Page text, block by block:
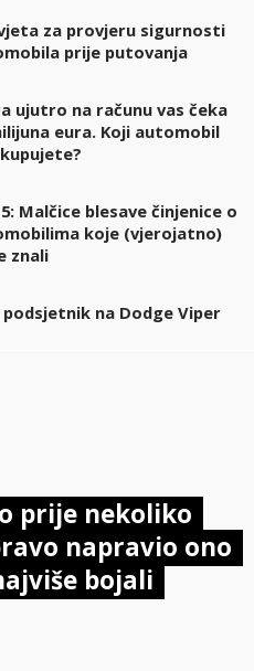
za provjeru sigurnosti
prije putovanja
ujutro na računu vas čeka
eura. Koji automobil
Malčice blesave činjenice o
koje (vjerojatno)
znali
podsjetnik na Dodge Viper
prije nekoliko
napravio ono
bojali